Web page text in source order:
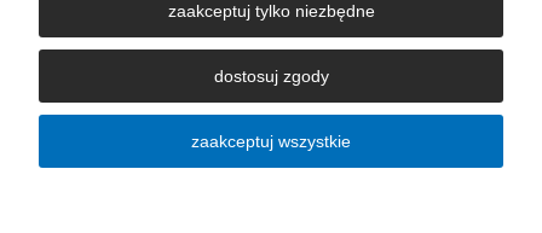
Informacje
O nas
zaakceptuj tylko niezbędne
dostosuj zgody
zaakceptuj wszystkie